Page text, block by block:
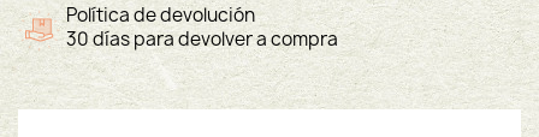
Política de devolución
30 días para devolver a compra